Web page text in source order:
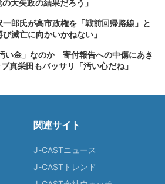
大失政の結果だろう」
郎氏が高市政権を「戦前回帰路線」と
滅亡に向かいかねない」
い金」なのか 寄付報告への中傷にあき
真栄田もバッサリ「汚い心だね」
関連サイト
J-CASTニュース
J-CASTトレンド